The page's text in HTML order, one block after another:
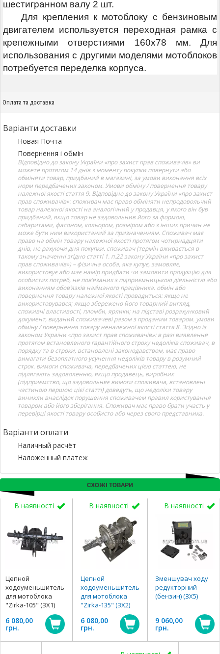
шестигранном валу 2 шт.
Для крепления к мотоблоку с бензиновым
двигателем используется переходная рамка с
крепежными отверстиями 160х78 мм. Для
использования с другими моделями мотоблоков
потребуется переделка корпуса.
Оплата та доставка
Варіанти доставки
Новая Почта
Повернення і обмін
Відповідно до закону України «про захист прав споживачів» ви
можете протягом 14 днів з моменту покупки повернути або
обміняти товар, придбаний в магазині, за умови виконання всіх
норм передбачених законом. Умови обміну / повернення товару
належної якості стаття 9. Відповідно до закону України «про захист
прав споживачів»: споживач має право обміняти непродовольчий
товар належної якості на аналогічний у продавця, у якого він був
придбаний, якщо товар не задовольнив його за формою,
габаритами, фасоном, кольором, розміром або з інших причин не
може бути ним використаний за призначенням. Споживач має
право на обмін товару належної якості протягом чотирнадцяти
днів, не рахуючи дня покупки. споживач (термін вживається в
такому значенні згідно статті 1. п.22 закону України «про захист
прав споживачів») – фізична особа, яка купує, замовляє,
використовує або має намір придбати чи замовити продукцію для
особистих потреб, не пов’язаних з підприємницькою діяльністю або
виконанням обов’язків найманого працівника. обмін або
повернення товару належної якості провадиться: якщо не
використовувався; якщо збережено його товарний вигляд,
споживчі властивості, пломби, ярлики; на підставі розрахунковий
документ, виданий споживачеві разом з проданим товаром. умови
обміну / повернення товару неналежної якості стаття 8. Згідно із
законом України «про захист прав споживачів»: в разі виявлення
протягом встановленого гарантійного строку недоліків споживач, в
порядку та в строки, встановлені законодавством, має право
вимагати безоплатного усунення недоліків товару в розумний
строк. вимоги споживача, передбачених цією статтею, не
підлягають задоволенню, якщо продавець, виробник
(підприємство, що задовольняє вимоги споживача, встановлені
частиною першою цієї статті) доведуть, що недоліки товару
виникли внаслідок порушення споживачем правил користування
товаром або його зберігання. Споживач має право брати участь у
перевірці якості товару особисто або через свого представника.
Варіанти оплати
Наличный расчёт
Наложенный платеж
СХОЖІ ТОВАРИ
В наявності
Цепной
ходоуменьшитель
для мотоблока
"Zirka-105" (ЗХ1)
6 080,00
грн.
В наявності
Цепной
ходоуменьшитель
для мотоблока
"Zirka-135" (ЗХ2)
6 080,00
грн.
В наявності
Зменшувач ходу
редукторний
(бензин) (ЗХ5)
9 060,00
грн.